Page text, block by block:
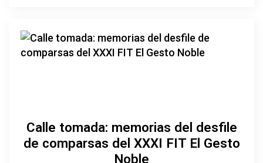
Calle tomada: memorias del desfile
de comparsas del XXXI FIT El Gesto
Noble